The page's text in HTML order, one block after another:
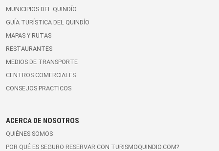
MUNICIPIOS DEL QUINDÍO
GUÍA TURÍSTICA DEL QUINDÍO
MAPAS Y RUTAS
RESTAURANTES
MEDIOS DE TRANSPORTE
CENTROS COMERCIALES
CONSEJOS PRACTICOS
ACERCA DE NOSOTROS
QUIÉNES SOMOS
POR QUÉ ES SEGURO RESERVAR CON TURISMOQUINDIO.COM?